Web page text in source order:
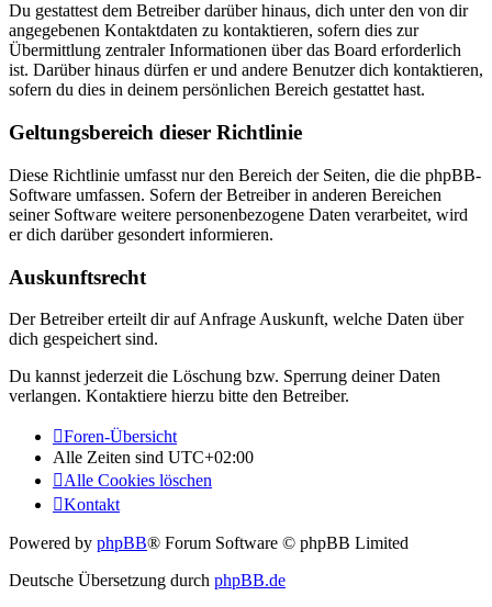
Du gestattest dem Betreiber darüber hinaus, dich unter den von dir
angegebenen Kontaktdaten zu kontaktieren, sofern dies zur
Übermittlung zentraler Informationen über das Board erforderlich
ist. Darüber hinaus dürfen er und andere Benutzer dich kontaktieren,
sofern du dies in deinem persönlichen Bereich gestattet hast.
Geltungsbereich dieser Richtlinie
Diese Richtlinie umfasst nur den Bereich der Seiten, die die phpBB-
Software umfassen. Sofern der Betreiber in anderen Bereichen
seiner Software weitere personenbezogene Daten verarbeitet, wird
er dich darüber gesondert informieren.
Auskunftsrecht
Der Betreiber erteilt dir auf Anfrage Auskunft, welche Daten über
dich gespeichert sind.
Du kannst jederzeit die Löschung bzw. Sperrung deiner Daten
verlangen. Kontaktiere hierzu bitte den Betreiber.
Foren-Übersicht
Alle Zeiten sind UTC+02:00
Alle Cookies löschen
Kontakt
Powered by phpBB® Forum Software © phpBB Limited
Deutsche Übersetzung durch phpBB.de